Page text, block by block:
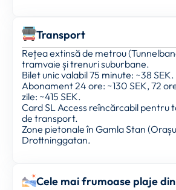
Transport
Rețea extinsă de metrou
tramvaie și trenuri suburbane.
Bilet unic valabil 75 minute: ~38 SEK.
Abonament 24 ore: ~130 SEK, 72
zile: ~415 SEK.
Card SL Access reîncărcabil pentru
de transport.
Zone pietonale în Gamla Stan
Drottninggatan.
Cele mai frumoase plaje